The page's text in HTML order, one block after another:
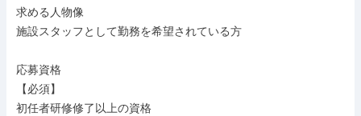
求める人物像
施設スタッフとして勤務を希望されている方
応募資格
【必須】
初任者研修修了以上の資格